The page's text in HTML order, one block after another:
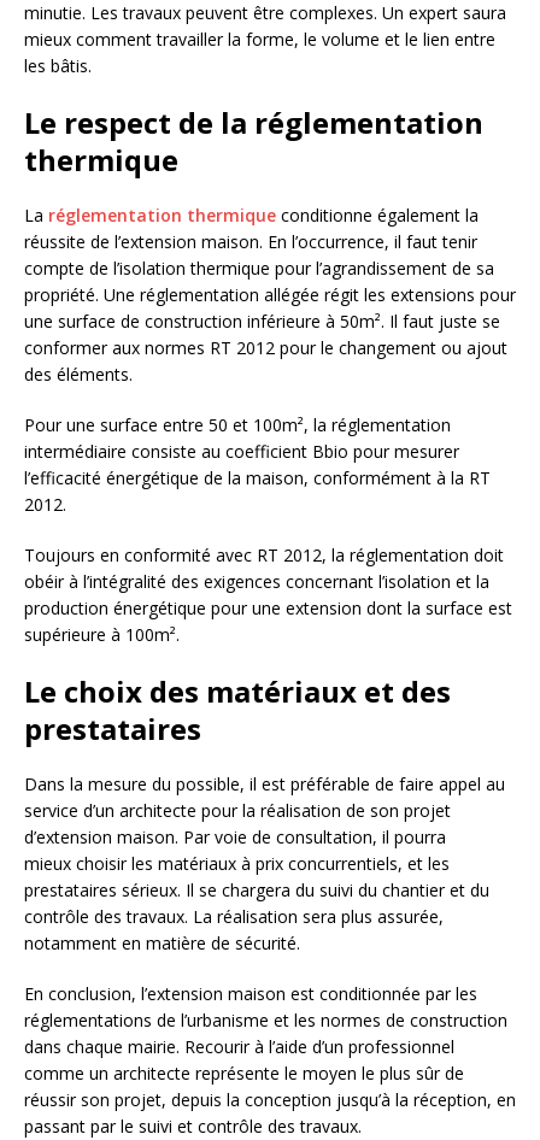
minutie. Les travaux peuvent être complexes. Un expert saura
mieux comment travailler la forme, le volume et le lien entre
les bâtis.
Le respect de la réglementation
thermique
La réglementation thermique conditionne également la
réussite de l’extension maison. En l’occurrence, il faut tenir
compte de l’isolation thermique pour l’agrandissement de sa
propriété. Une réglementation allégée régit les extensions pour
une surface de construction inférieure à 50m². Il faut juste se
conformer aux normes RT 2012 pour le changement ou ajout
des éléments.
Pour une surface entre 50 et 100m², la réglementation
intermédiaire consiste au coefficient Bbio pour mesurer
l’efficacité énergétique de la maison, conformément à la RT
2012.
Toujours en conformité avec RT 2012, la réglementation doit
obéir à l’intégralité des exigences concernant l’isolation et la
production énergétique pour une extension dont la surface est
supérieure à 100m².
Le choix des matériaux et des
prestataires
Dans la mesure du possible, il est préférable de faire appel au
service d’un architecte pour la réalisation de son projet
d’extension maison. Par voie de consultation, il pourra
mieux choisir les matériaux à prix concurrentiels, et les
prestataires sérieux. Il se chargera du suivi du chantier et du
contrôle des travaux. La réalisation sera plus assurée,
notamment en matière de sécurité.
En conclusion, l’extension maison est conditionnée par les
réglementations de l’urbanisme et les normes de construction
dans chaque mairie. Recourir à l’aide d’un professionnel
comme un architecte représente le moyen le plus sûr de
réussir son projet, depuis la conception jusqu’à la réception, en
passant par le suivi et contrôle des travaux.